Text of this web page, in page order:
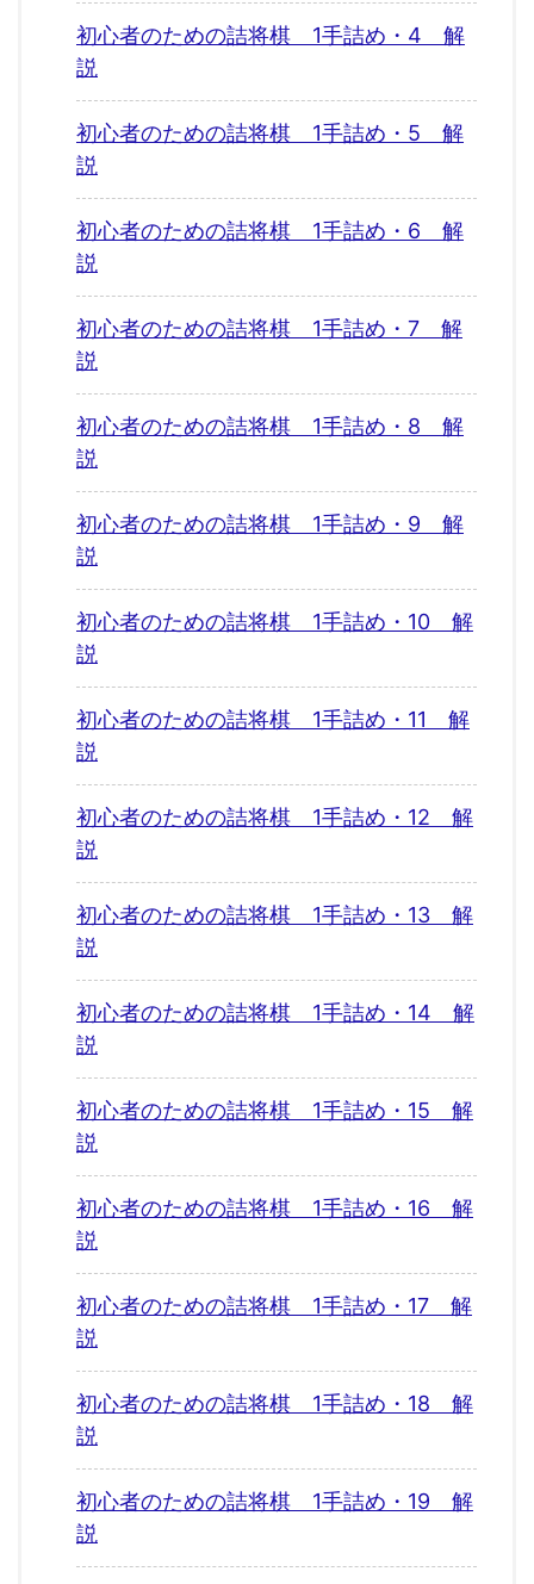
初心者のための詰将棋 1手詰め・4 解
説
初心者のための詰将棋 1手詰め・5 解
説
初心者のための詰将棋 1手詰め・6 解
説
初心者のための詰将棋 1手詰め・7 解
説
初心者のための詰将棋 1手詰め・8 解
説
初心者のための詰将棋 1手詰め・9 解
説
初心者のための詰将棋 1手詰め・10 解
説
初心者のための詰将棋 1手詰め・11 解
説
初心者のための詰将棋 1手詰め・12 解
説
初心者のための詰将棋 1手詰め・13 解
説
初心者のための詰将棋 1手詰め・14 解
説
初心者のための詰将棋 1手詰め・15 解
説
初心者のための詰将棋 1手詰め・16 解
説
初心者のための詰将棋 1手詰め・17 解
説
初心者のための詰将棋 1手詰め・18 解
説
初心者のための詰将棋 1手詰め・19 解
説